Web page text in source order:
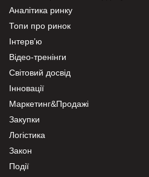
Аналітика ринку
Топи про ринок
Інтерв’ю
Відео-тренінги
Світовий досвід
Інновації
Маркетинг&Продажі
Закупки
Логістика
Закон
Події